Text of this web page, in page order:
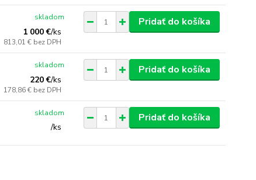
1 000 €/ks
813,01 € bez DPH
skladom Pridať do košíka
220 €/ks
178,86 € bez DPH
skladom Pridať do košíka
/ks
skladom Pridať do košíka